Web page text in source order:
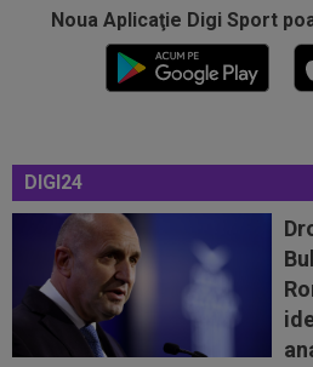
Noua Aplicaţie Digi Sport
DIGI24
09:47 EXCLUSIV
Florin Prunea
convins Ioan Varga pe Marius
09:47
A anunțat că prietena lui a
nici nu exista. Toată țara a râs...
Petrolul - Oțelul, LIVE